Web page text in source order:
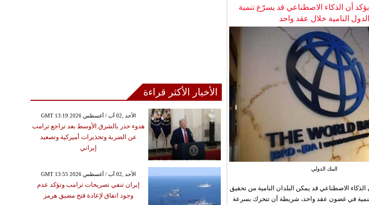
يؤكد أن الذكاء الاصطناعي قد يسرّع تنمية
الدول النامية خلال عقد واحد
البنك الدولي
الذكاء الاصطناعي قد يمكن البلدان النامية من تحقيق
في غضون عقد واحد، شريطة أن تتحرك بسرعة
الأخبار الأكثر قراءة
GMT 13:19 2026 الأحد ,02 آب / أغسطس
هدوء حذر بالشرق الأوسط بعد تراجع ترامب
عن الضربة وتحذيرات أميركية وتصعيد
إيراني
GMT 13:55 2026 الأحد ,02 آب / أغسطس
إيران تنفي تصريحات ترامب وتؤكد عدم
وجود اتفاق لإعادة فتح مضيق هرمز